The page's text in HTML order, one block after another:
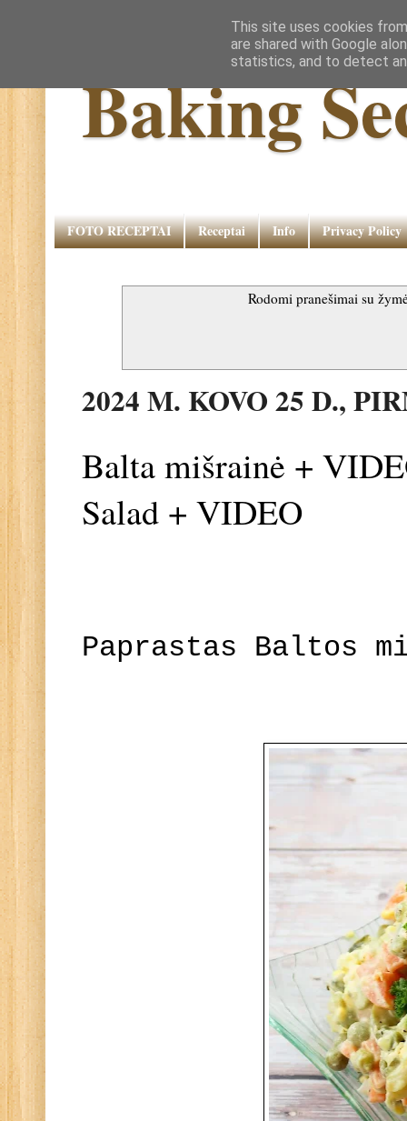
Baking
FOTO RECEPTAI Receptai Info Privacy Policy
Rodomi pranešimai su
2024 M. KOVO 25 D.,
Balta mišrainė +
Salad + VIDEO
Paprastas Baltos
This site uses cookies
are shared with Google
statistics, and to detect